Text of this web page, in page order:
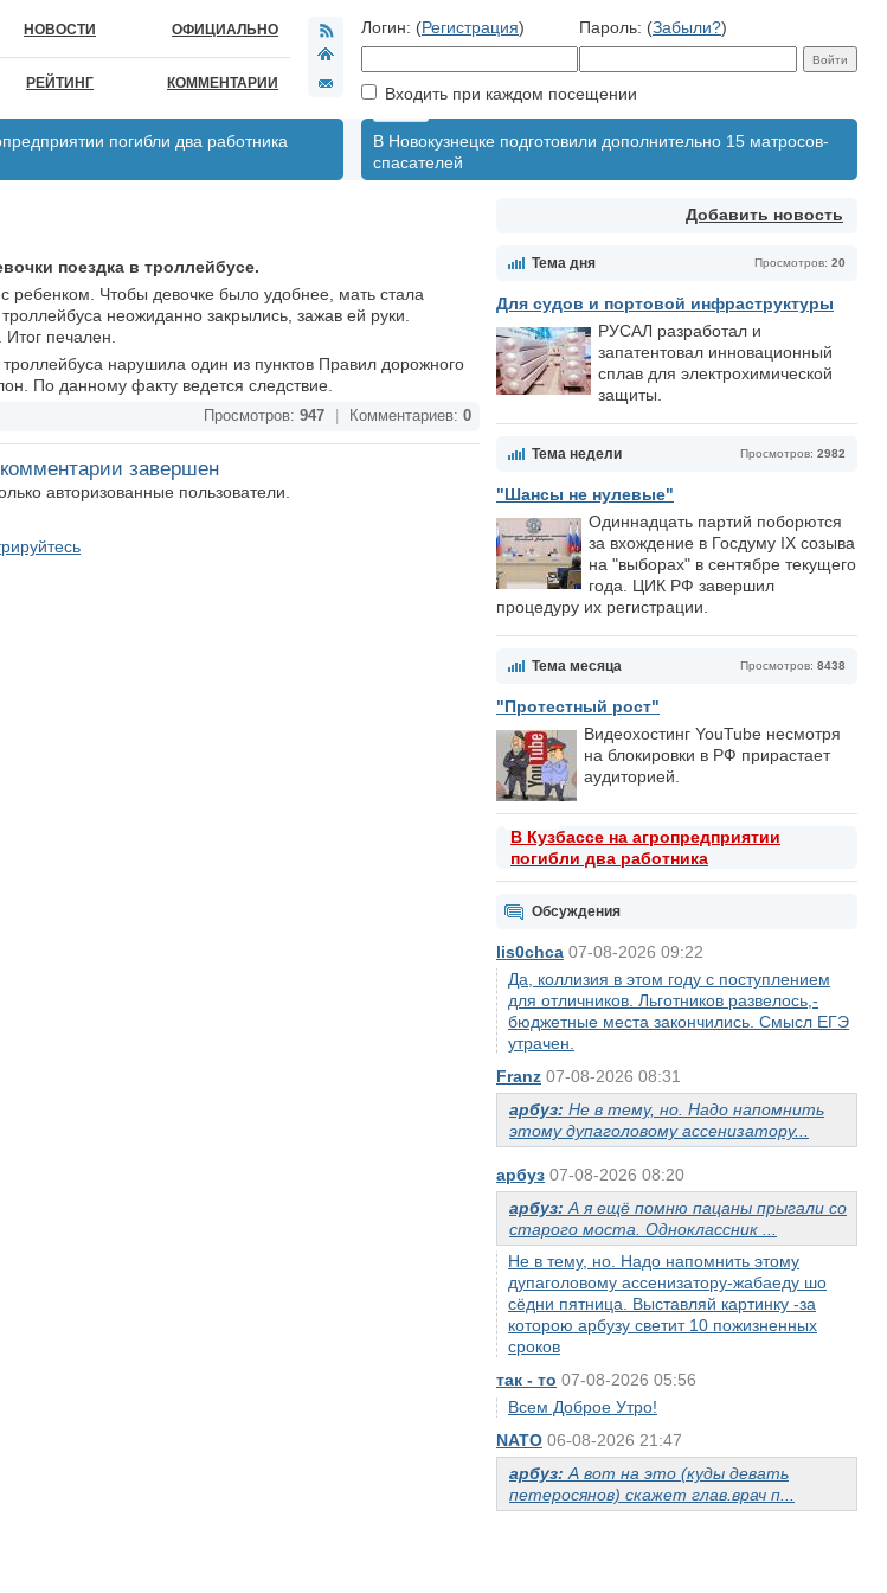
НОВОСТИ ОФИЦИАЛЬНО
РЕЙТИНГ КОММЕНТАРИИ
Логин: (Регистрация) Пароль: (Забыли?)
Входить при каждом посещении
погибли два работника
В Новокузнецке подготовили дополнительно 15 матросов-
спасателей
Добавить новость
Просмотров: 20
Тема дня
Для судов и портовой инфраструктуры
РУСАЛ разработал и
запатентовал инновационный
сплав для электрохимической
защиты.
Просмотров: 2982
Тема недели
"Шансы не нулевые"
Одиннадцать партий поборются
за вхождение в Госдуму IX созыва
на "выборах" в сентябре текущего
года. ЦИК РФ завершил
процедуру их регистрации.
Просмотров: 8438
Тема месяца
"Протестный рост"
Видеохостинг YouTube несмотря
на блокировки в РФ прирастает
аудиторией.
В Кузбассе на агропредприятии
погибли два работника
Обсуждения
lis0chca 07-08-2026 09:22
Да, коллизия в этом году с поступлением
для отличников. Льготников развелось,-
бюджетные места закончились. Смысл ЕГЭ
утрачен.
Franz 07-08-2026 08:31
арбуз: Не в тему, но. Надо напомнить
этому дупаголовому ассенизатору...
арбуз 07-08-2026 08:20
арбуз: А я ещё помню пацаны прыгали со
старого моста. Одноклассник ...
Не в тему, но. Надо напомнить этому
дупаголовому ассенизатору-жабаеду шо
сёдни пятница. Выставляй картинку -за
которою арбузу светит 10 пожизненных
сроков
так - то 07-08-2026 05:56
Всем Доброе Утро!
NATO 06-08-2026 21:47
арбуз: А вот на это (куды девать
петеросянов) скажет глав.врач п...
поездка в троллейбусе.
ребенком. Чтобы девочке было удобнее, мать стала
неожиданно закрылись, зажав ей руки.
печален.
нарушила один из пунктов Правил дорожного
По данному факту ведется следствие.
Просмотров: 947 Комментариев: 0
завершен
авторизованные пользователи.